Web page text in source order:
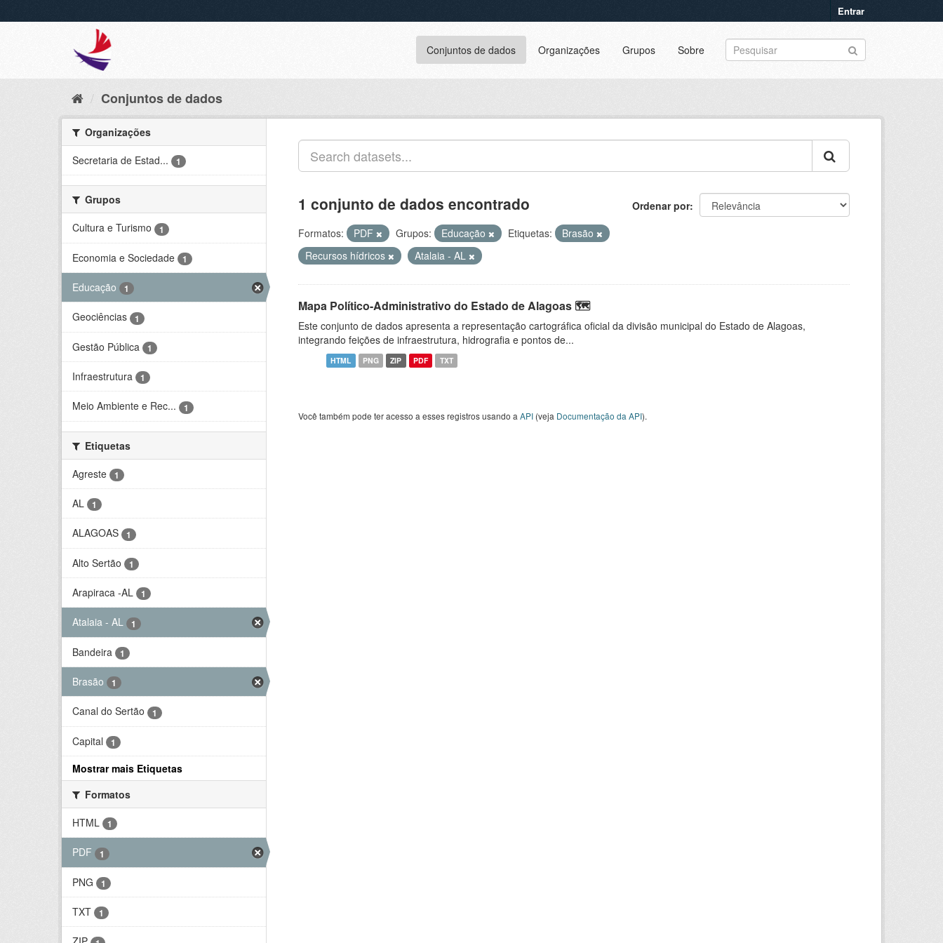
Entrar
Conjuntos de dados Organizações Grupos Sobre
Conjuntos de dados
Organizações
Secretaria de Estad...
1
Grupos
Cultura e Turismo
1
Economia e Sociedade 1
Educação 1
Geociências 1
Gestão Pública 1
Infraestrutura 1
Meio Ambiente e Rec... 1
Etiquetas
Agreste
1
AL 1
ALAGOAS 1
Alto Sertão 1
Arapiraca -AL 1
Atalaia - AL 1
Bandeira 1
Brasão 1
Canal do Sertão 1
Capital 1
Mostrar mais Etiquetas
Formatos
HTML
1
PDF 1
PNG 1
TXT 1
Ordenar por
1 conjunto de dados encontrado
Formatos: PDF Grupos: Educação Etiquetas:
Brasão
Recursos hídricos
Atalaia - AL
Mapa Político-Administrativo do Estado de Alagoas 🗺️
Este conjunto de dados apresenta a representação cartográfica oficial da divisão municipal do Estado de Alagoas,
integrando feições de infraestrutura, hidrografia e pontos de...
HTML PNG ZIP PDF TXT
Você também pode ter acesso a esses registros usando a API (veja Documentação da API).